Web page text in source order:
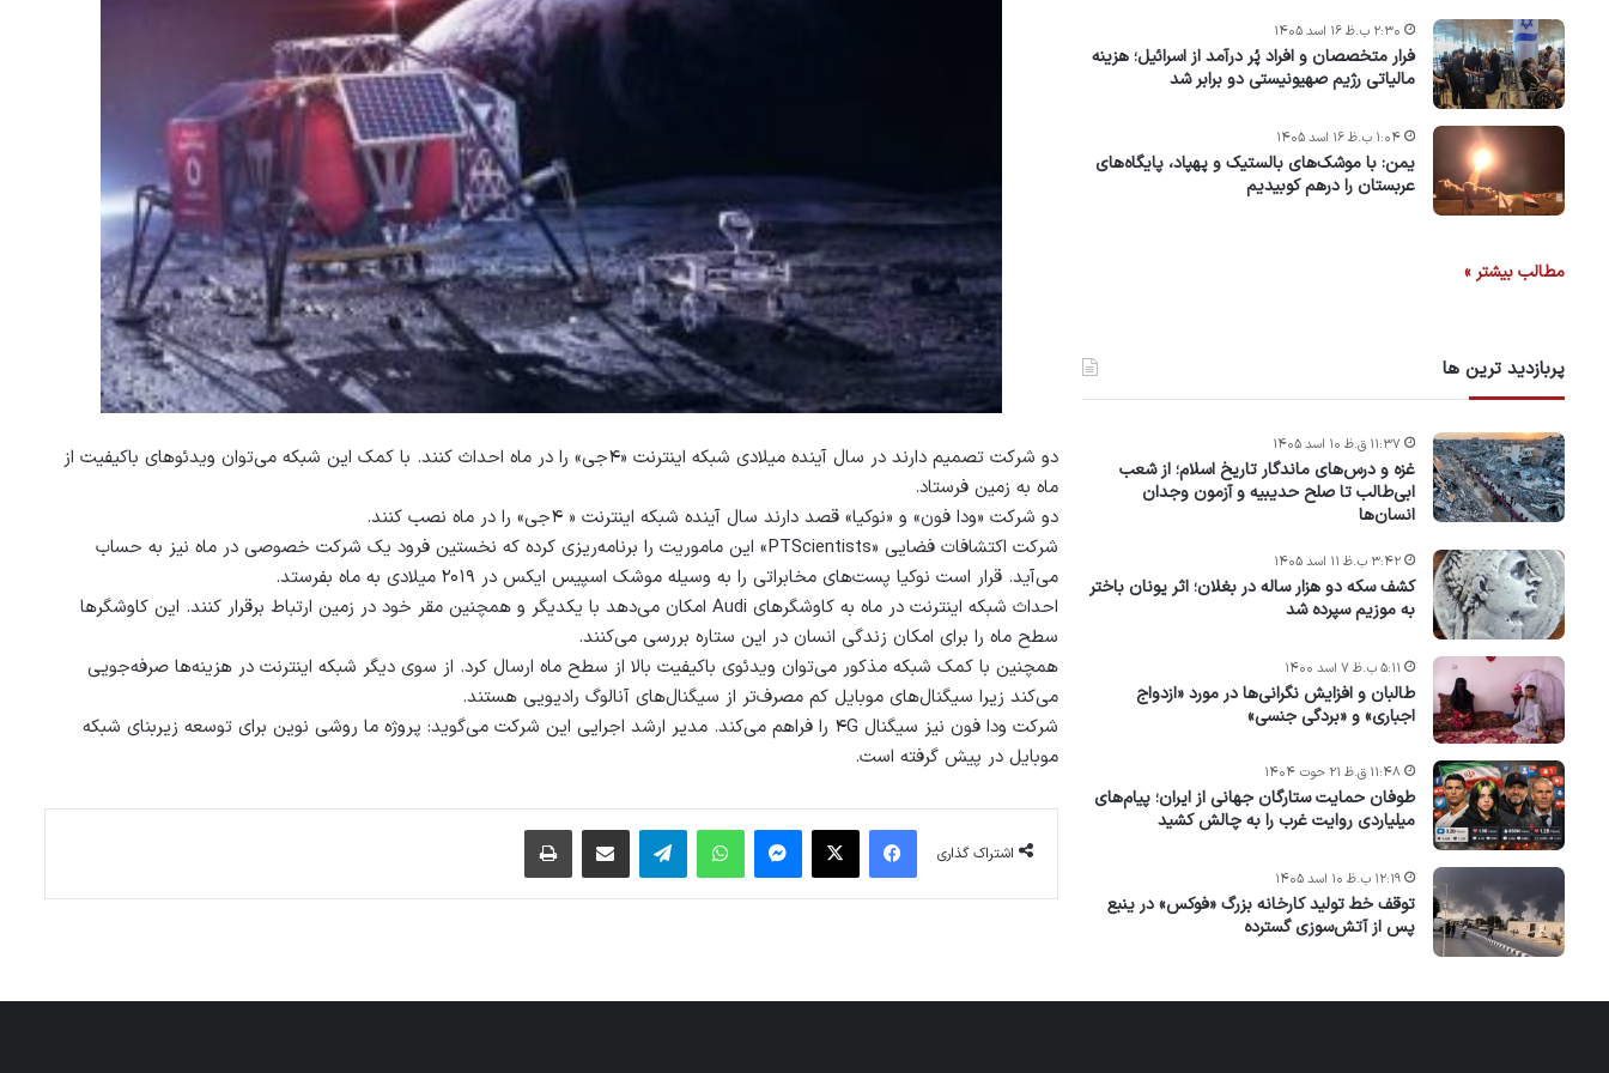
دو شرکت تصمیم دارند در سال آینده میلادی شبکه اینترنت «۴جی» را در ماه احداث کنند. با کمک این شبکه می‌توان ویدئوهای باکیفیت از
ماه به زمین فرستاد.
دو شرکت «ودا فون» و «نوکیا» قصد دارند سال آینده شبکه اینترنت « ۴جی» را در ماه نصب کنند.
شرکت اکتشافات فضایی «PTScientists» این ماموریت را برنامه‌ریزی کرده که نخستین فرود یک شرکت خصوصی در ماه نیز به حساب
می‌آید. قرار است نوکیا پست‌های مخابراتی را به وسیله موشک اسپیس ایکس در ۲۰۱۹ میلادی به ماه بفرستد.
احداث شبکه اینترنت در ماه به کاوشگرهای Audi امکان می‌دهد با یکدیگر و همچنین مقر خود در زمین ارتباط برقرار کنند. این کاوشگرها
سطح ماه را برای امکان زندگی انسان در این ستاره بررسی می‌کنند.
همچنین با کمک شبکه مذکور می‌توان ویدئوی باکیفیت بالا از سطح ماه ارسال کرد. از سوی دیگر شبکه اینترنت در هزینه‌ها صرفه‌جویی
می‌‌کند زیرا سیگنال‌های موبایل کم مصرف‌تر از سیگنال‌های آنالوگ رادیویی هستند.
شرکت ودا فون نیز سیگنال ۴G را فراهم می‌کند. مدیر ارشد اجرایی این شرکت می‌گوید: پروژه ما روشی نوین برای توسعه زیربنای شبکه
موبایل در پیش گرفته است.
اشتراک گذاری
فیس بوک X پیام رسان واتس آپ تلگرام اشتراک گذاری از طریق ایمیل
فرار متخصصان و افراد پُر درآمد از اسرائیل؛ هزینه
مالیاتی رژیم صهیونیستی دو برابر شد
۲:۳۰ ب.ظ ۱۶ اسد ۱۴۰۵
یمن: با موشک‌های بالستیک و پهپاد، پایگاه‌های
عربستان را درهم کوبیدیم
۱:۰۴ ب.ظ ۱۶ اسد ۱۴۰۵
مطالب بیشتر »
پربازدید ترین ها
غزه و درس‌های ماندگار تاریخ اسلام؛ از شعب
ابی‌طالب تا صلح حدیبیه و آزمون وجدان
انسان‌ها
۱۱:۳۷ ق.ظ ۱۰ اسد ۱۴۰۵
کشف سکه دو هزار ساله در بغلان؛ اثر یونان باختر
به موزیم سپرده شد
۳:۴۲ ب.ظ ۱۱ اسد ۱۴۰۵
طالبان و افزایش نگرانی‌ها در مورد «ازدواج
اجباری» و «بردگی جنسی»
۵:۱۱ ب.ظ ۷ اسد ۱۴۰۰
طوفان حمایت ستارگان جهانی از ایران؛ پیام‌های
میلیاردی روایت غرب را به چالش کشید
۱۱:۴۸ ق.ظ ۲۱ حوت ۱۴۰۴
توقف خط تولید کارخانه بزرگ «فوکس» در ینبع
پس از آتش‌سوزی گسترده
۱۲:۱۹ ب.ظ ۱۰ اسد ۱۴۰۵